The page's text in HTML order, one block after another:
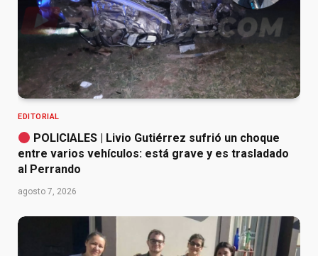
EDITORIAL
POLICIALES | Livio Gutiérrez sufrió un choque
entre varios vehículos: está grave y es trasladado
al Perrando
agosto 7, 2026